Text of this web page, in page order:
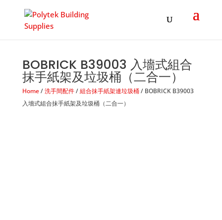
BOBRICK B39003 入墻式組合
抹手紙架及垃圾桶（二合一）
Home/洗手間配件/組合抹手紙架連垃圾桶/ BOBRICK B39003
入墻式組合抹手紙架及垃圾桶（二合一）